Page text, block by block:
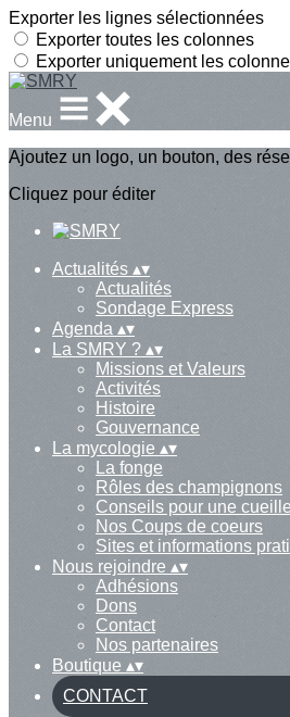
Exporter les lignes sélectionnées
Exporter toutes les colonnes
Exporter uniquement les
Menu
Ajoutez un logo, un bouton, des
Cliquez pour éditer
Actualités ▴▾
Actualités
Sondage Express
Agenda ▴▾
La SMRY ? ▴▾
Missions et Valeurs
Activités
Histoire
Gouvernance
La mycologie ▴▾
La fonge
Rôles des champignons
Conseils pour une
Nos Coups de coeurs
Sites et informations
Nous rejoindre ▴▾
Adhésions
Dons
Contact
Nos partenaires
Boutique ▴▾
CONTACT